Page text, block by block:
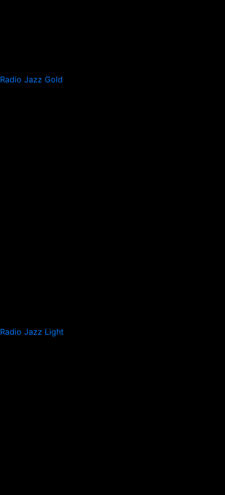
Radio Jazz Gold
Radio Jazz Light